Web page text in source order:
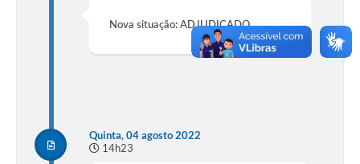
Nova situação: ADJUDICADO
Quinta, 04 agosto 2022
14h23